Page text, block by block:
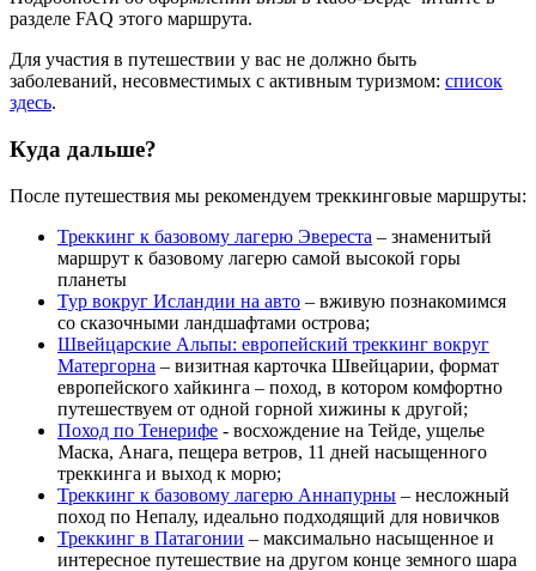
разделе FAQ этого маршрута.
Для участия в путешествии у вас не должно быть
заболеваний, несовместимых с активным туризмом: список
здесь.
Куда дальше?
После путешествия мы рекомендуем треккинговые маршруты:
Треккинг к базовому лагерю Эвереста – знаменитый
маршрут к базовому лагерю самой высокой горы
планеты
Тур вокруг Исландии на авто – вживую познакомимся
со сказочными ландшафтами острова;
Швейцарские Альпы: европейский треккинг вокруг
Матергорна – визитная карточка Швейцарии, формат
европейского хайкинга – поход, в котором комфортно
путешествуем от одной горной хижины к другой;
Поход по Тенерифе - восхождение на Тейде, ущелье
Маска, Анага, пещера ветров, 11 дней насыщенного
треккинга и выход к морю;
Треккинг к базовому лагерю Аннапурны – несложный
поход по Непалу, идеально подходящий для новичков
Треккинг в Патагонии – максимально насыщенное и
интересное путешествие на другом конце земного шара